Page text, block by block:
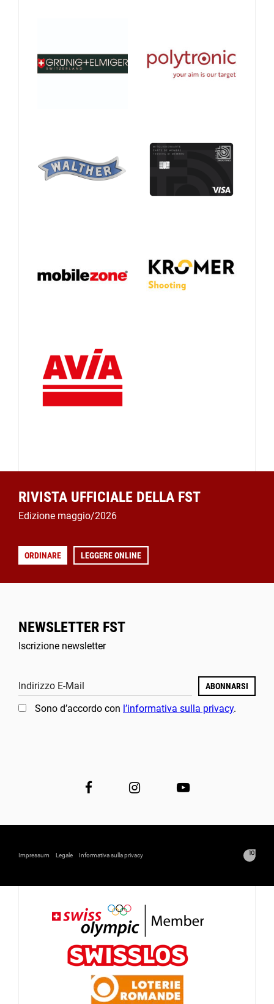
RIVISTA UFFICIALE DELLA FST
Edizione maggio/2026
ORDINARE LEGGERE ONLINE
NEWSLETTER FST
Iscrizione newsletter
Indirizzo E-Mail ABONNARSI
Sono d’accordo con l’informativa sulla privacy.
Impressum Legale Informativa sulla privacy